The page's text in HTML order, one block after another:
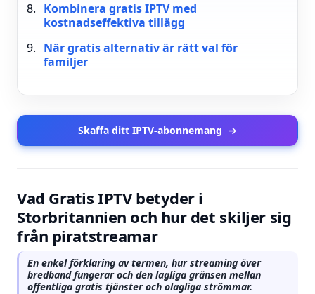
Kombinera gratis IPTV med
kostnadseffektiva tillägg
När gratis alternativ är rätt val för
familjer
Skaffa ditt IPTV-abonnemang →
Vad Gratis IPTV betyder i
Storbritannien och hur det skiljer sig
från piratstreamar
En enkel förklaring av termen, hur streaming över
bredband fungerar och den lagliga gränsen mellan
offentliga gratis tjänster och olagliga strömmar.